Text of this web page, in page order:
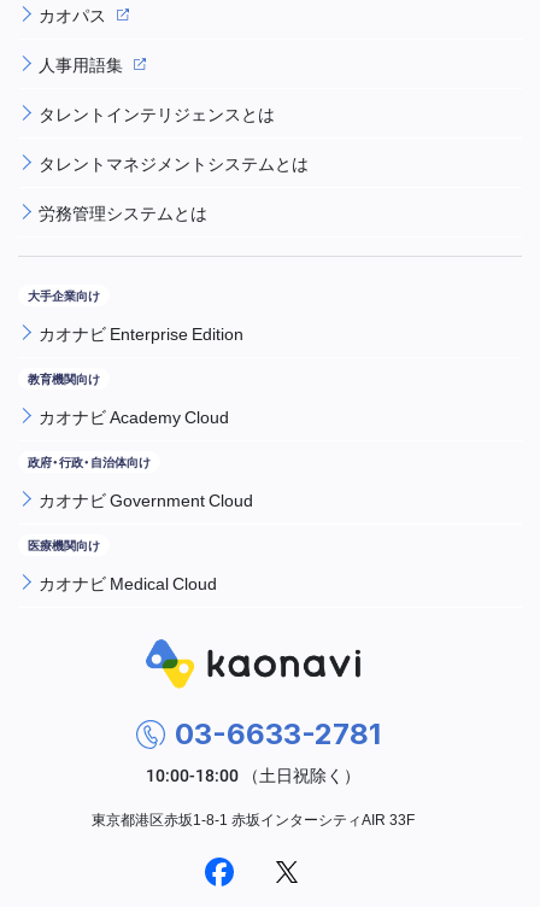
カオパス
人事用語集
タレントインテリジェンスとは
タレントマネジメントシステムとは
労務管理システムとは
カオナビ Enterprise Edition
カオナビ Academy Cloud
カオナビ Government Cloud
カオナビ Medical Cloud
03-6633-2781
東京都港区赤坂1-8-1 赤坂インターシティAIR 33F